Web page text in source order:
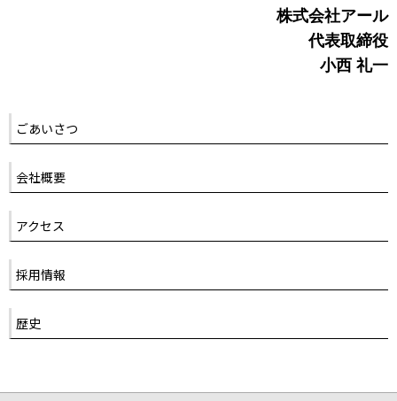
株式会社アール
代表取締役
小西 礼一
ごあいさつ
会社概要
アクセス
採用情報
歴史